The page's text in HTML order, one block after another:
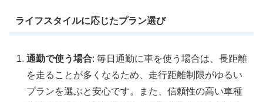
ライフスタイルに応じたプラン選び
通勤で使う場合: 毎日通勤に車を使う場合は、長距離
を走ることが多くなるため、走行距離制限がゆるい
プランを選ぶと安心です。また、信頼性の高い車種